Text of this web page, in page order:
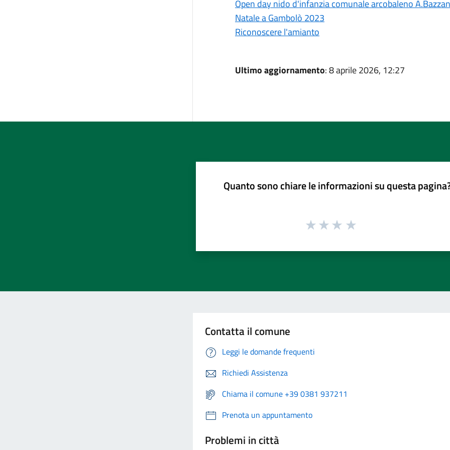
Open day nido d'infanzia comunale arcobaleno
Natale a Gambolò 2023
Riconoscere l'amianto
Ultimo aggiornamento: 8 aprile 2026, 12:27
Quanto sono chiare le informazioni su questa
Contatta il comune
Leggi le domande frequenti
Richiedi Assistenza
Chiama il comune +39 0381 937211
Prenota un appuntamento
Problemi in città